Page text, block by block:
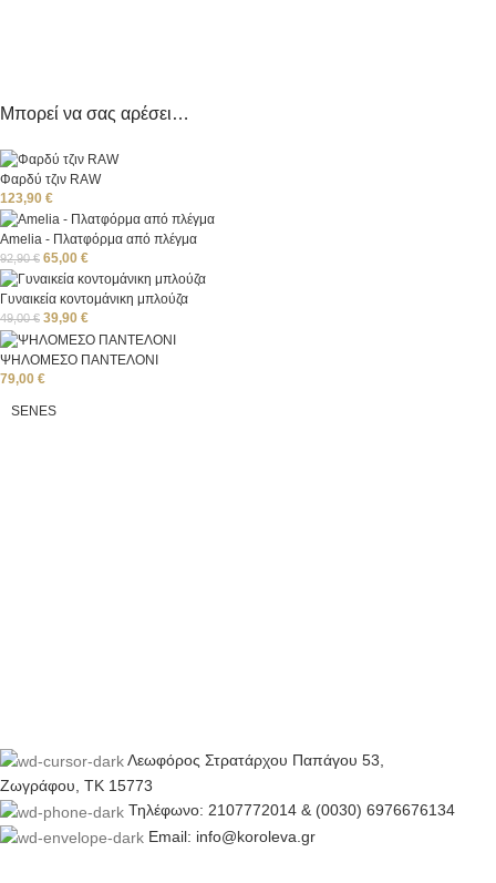
Μπορεί να σας αρέσει…
Φαρδύ τζιν RAW
123,90 €
Amelia - Πλατφόρμα από πλέγμα
92,90€ 65,00 €
Γυναικεία κοντομάνικη μπλούζα
49,00€ 39,90 €
ΨΗΛΟΜΕΣΟ ΠΑΝΤΕΛΟΝΙ
79,00 €
SENES
Λεωφόρος Στρατάρχου Παπάγου 53,
Ζωγράφου, ΤΚ 15773
Τηλέφωνο: 2107772014 & (0030) 6976676134
Email: info@koroleva.gr